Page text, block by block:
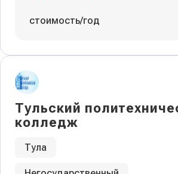
стоимость/год
Тульский
колледж
Тула